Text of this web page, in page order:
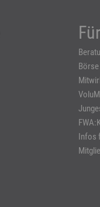
Börse
Infos